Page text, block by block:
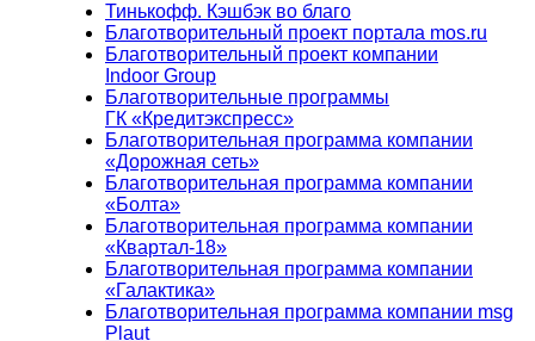
Тинькофф. Кэшбэк во благо
Благотворительный проект портала mos.ru
Благотворительный проект компании
Indoor Group
Благотворительные программы
ГК «Кредитэкспресс»
Благотворительная программа компании
«Дорожная сеть»
Благотворительная программа компании
«Болта»
Благотворительная программа компании
«Квартал-18»
Благотворительная программа компании
«Галактика»
Благотворительная программа компании msg
Plaut